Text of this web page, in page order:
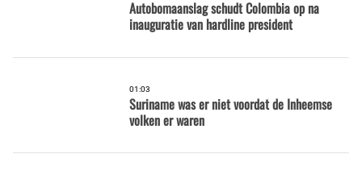
Autobomaanslag schudt Colombia op na
inauguratie van hardline president
01:03
Suriname was er niet voordat de Inheemse
volken er waren